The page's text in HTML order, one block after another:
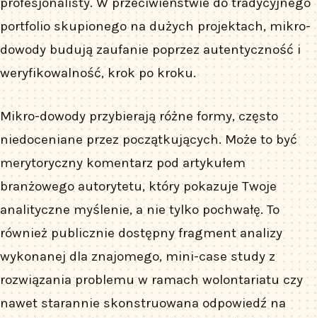
portfolio skupionego na dużych projektach, mikro-
dowody budują zaufanie poprzez autentyczność i
weryfikowalność, krok po kroku.
Mikro-dowody przybierają różne formy, często
niedoceniane przez początkujących. Może to być
merytoryczny komentarz pod artykułem
branżowego autorytetu, który pokazuje Twoje
analityczne myślenie, a nie tylko pochwałę. To
również publicznie dostępny fragment analizy
wykonanej dla znajomego, mini-case study z
rozwiązania problemu w ramach wolontariatu czy
nawet starannie skonstruowana odpowiedź na